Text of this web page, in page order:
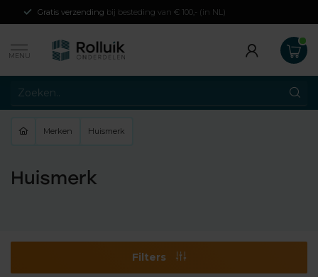
Gratis verzending bij besteding van € 100,- (in NL)
MENU
Merken Huismerk
Huismerk
Filters